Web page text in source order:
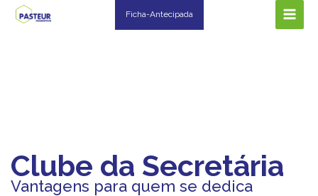
para
Ficha-Antecipada
Clube da Secretária
Vantagens para quem se dedica